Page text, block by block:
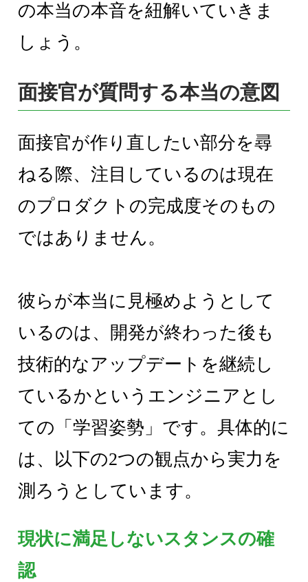
の本当の本音を紐解いていきま
しょう。
面接官が質問する本当の意図
面接官が作り直したい部分を尋
ねる際、注目しているのは現在
のプロダクトの完成度そのもの
ではありません。
彼らが本当に見極めようとして
いるのは、開発が終わった後も
技術的なアップデートを継続し
ているかというエンジニアとし
ての「学習姿勢」です。具体的に
は、以下の2つの観点から実力を
測ろうとしています。
現状に満足しないスタンスの確
認